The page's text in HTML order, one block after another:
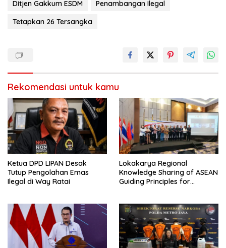
Ditjen Gakkum ESDM
Penambangan Ilegal
Tetapkan 26 Tersangka
Rekomendasi untuk kamu
Ketua DPD LIPAN Desak
Tutup Pengolahan Emas
Ilegal di Way Ratai
Lokakarya Regional
Knowledge Sharing of ASEAN
Guiding Principles for